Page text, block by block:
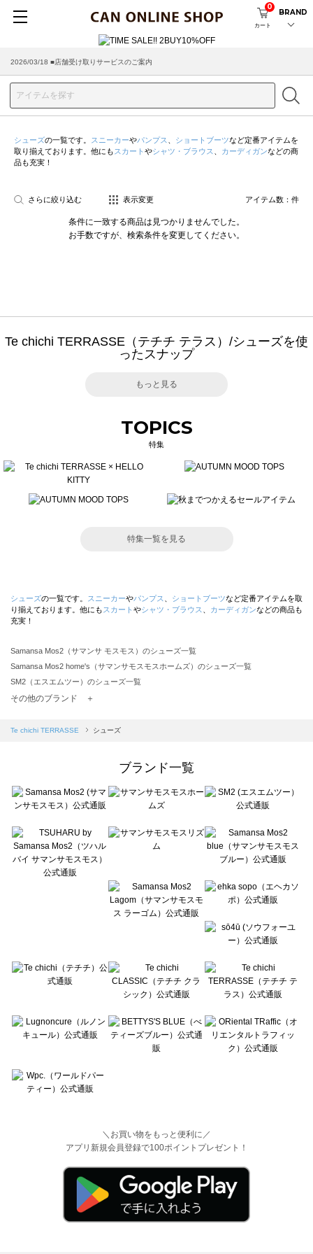
カート
0
BRAND
2026/03/18 ■店舗受け取りサービスのご案内
シューズの一覧です。 スニーカーやパンプス ショートブーツなど定番アイテムを
取り揃えております。他にも スカート やシャツ・ブラウス カーディガンなどの商
品も充実！
さらに絞り込む 表示変更 アイテム数： 件
条件に一致する商品は見つかりませんでした。
お手数ですが、検索条件を変更してください。
Te chichi TERRASSE（テチチ テラス）/シューズを使
ったスナップ
もっと見る
TOPICS
特集
特集一覧を見る
シューズの一覧です。 スニーカーやパンプス ショートブーツなど定番アイテムを取
り揃えております。他にも スカート やシャツ・ブラウス カーディガンなどの商品も
充実！
Samansa Mos2（サマンサ モスモス）のシューズ一覧
Samansa Mos2 home's（サマンサモスモスホームズ）のシューズ一覧
SM2（エスエムツー）のシューズ一覧
TSUHARU by Samansa Mos2（ツハルバイサマンサモスモス）のシューズ一覧
Samansa Mos2 blue（サマンサモスモス ブルー）のシューズ一覧
sō4ū（ソウフォーユー）のシューズ一覧
Te chichi（テチチ）のシューズ一覧
Te chichi CLASSIC（テチチ クラシック）のシューズ一覧
Lugnoncure（ルノンキュール）のシューズ一覧
BETTY'S BLUE（べティーズブルー）のシューズ一覧
Wpc.（ワールドパーティー）のシューズ一覧
その他のブランド ＋
Te chichi TERRASSE シューズ
ブランド一覧
＼お買い物をもっと便利に／
アプリ新規会員登録で100ポイントプレゼント！